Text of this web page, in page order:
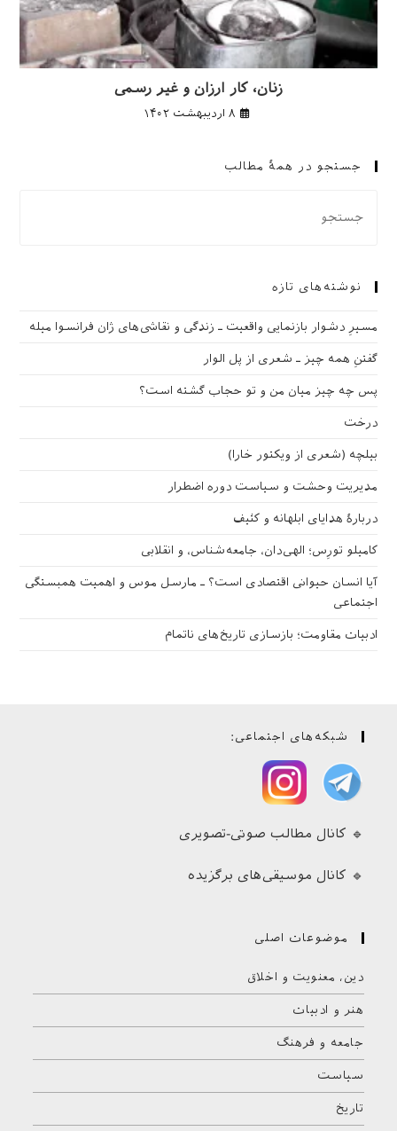
زنان، کار ارزان و غیر رسمی
۸ اردیبهشت ۱۴۰۲
جستجو در همهٔ مطالب
نوشته‌های تازه
مسیرِ دشوار بازنمایی واقعیت ـ زندگی و نقاشی‌های ژان فرانسوا میله
گفتنِ همه چیز ـ شعری از پل الوار
پس چه چیز میان من و تو حجاب گشته است؟
درخت
بیلچه (شعری از ویکتور خارا)
مدیریت وحشت و سیاست دوره اضطرار
دربارهٔ هدایای ابلهانه و کثیف
کامیلو تورِس؛ الهی‌دان، جامعه‌شناس، و انقلابی
آیا انسان حیوانی اقتصادی است؟ ـ مارسل موس و اهمیت همبستگی
اجتماعی
ادبیات مقاومت؛ بازسازی تاریخ‌های ناتمام
شبکه‌های اجتماعی:
🔹 کانال مطالب صوتی-تصویری
🔹 کانال موسیقی‌های برگزیده
موضوعات اصلی
دین، معنویت و اخلاق
هنر و ادبیات
جامعه و فرهنگ
سیاست
تاریخ